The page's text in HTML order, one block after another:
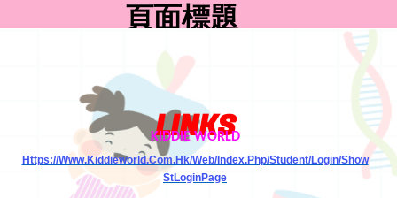
頁面標題
此輸入文字LINKS
KIDDIE WORLD
Https://www.kiddieworld.com.hk/web/index.php/student/login/show
StLoginPage